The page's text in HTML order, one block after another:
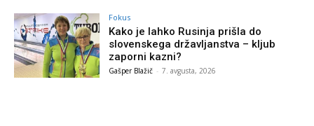
Fokus
Kako je lahko Rusinja prišla do
slovenskega državljanstva – kljub
zaporni kazni?
Gašper Blažič - 7. avgusta, 2026